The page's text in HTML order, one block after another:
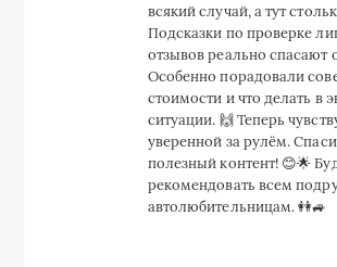
всякий случай, а тут
Подсказки по проверке
отзывов реально спасают
Особенно порадовали
стоимости и что делать в
ситуации. 🙌 Теперь
уверенной за рулём.
полезный контент! 😊🌟
рекомендовать всем
автолюбительницам. 👭🚙